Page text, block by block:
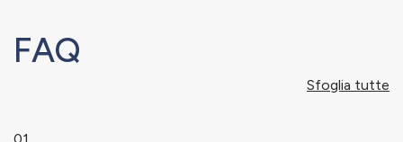
FAQ
Sfoglia tutte